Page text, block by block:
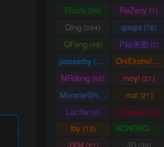
Riccio (26) ReZeny (1)
Qing (244) qiaqia (76)
QFeng(49) P站美图 (2)
passerby (26) OniEkohvius
MRdong (62) moyi (21)
MonsterShinkai (38)mai (21)
Lucifer(3) liulaoye (13)
lby (12) KONGKONG